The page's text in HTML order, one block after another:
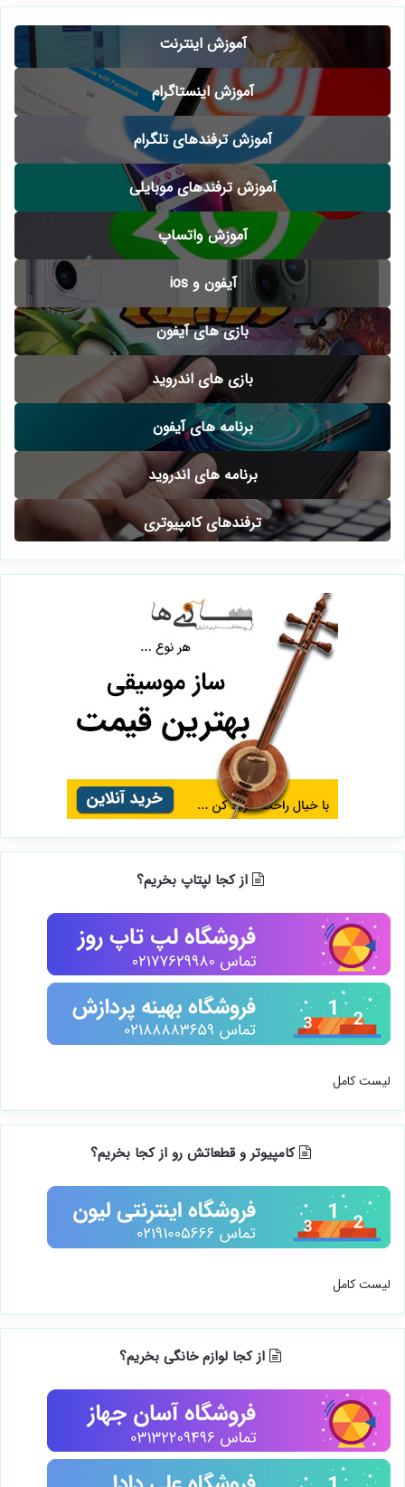
آموزش اینترنت
آموزش اینستاگرام
آموزش ترفندهای تلگرام
آموزش ترفندهای موبایلی
آموزش واتساپ
آیفون و ios
بازی های آیفون
بازی های اندروید
برنامه های آیفون
برنامه های اندروید
ترفندهای کامپیوتری
از کجا لپتاپ بخریم؟
لیست کامل
کامپیوتر و قطعاتش رو از کجا بخریم؟
لیست کامل
از کجا لوازم خانگی بخریم؟